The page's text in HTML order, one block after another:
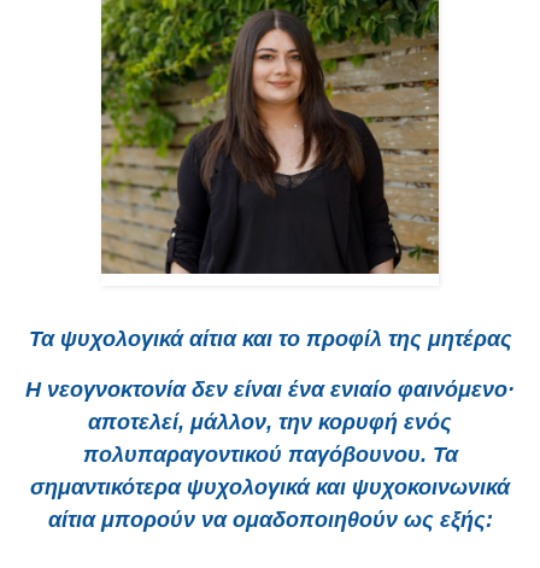
Τα ψυχολογικά αίτια και το προφίλ της μητέρας
Η νεογνοκτονία δεν είναι ένα ενιαίο φαινόμενο·
αποτελεί, μάλλον, την κορυφή ενός
πολυπαραγοντικού παγόβουνου. Τα
σημαντικότερα ψυχολογικά και ψυχοκοινωνικά
αίτια μπορούν να ομαδοποιηθούν ως εξής: